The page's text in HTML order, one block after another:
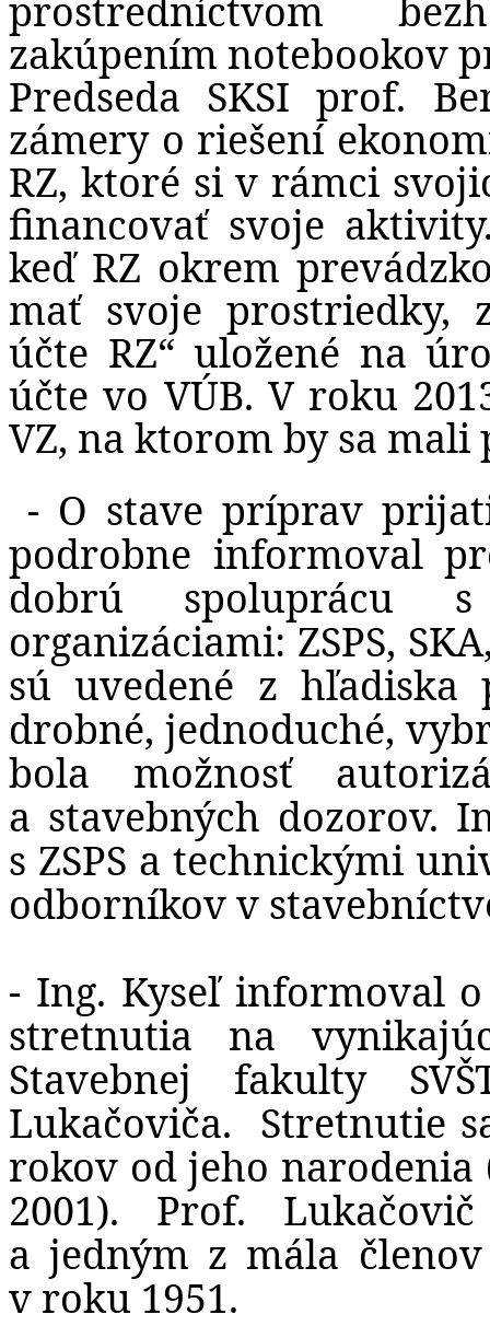
prostredníctvom
zakúpením notebookov
Predseda SKSI prof.
zámery o riešení
RZ, ktoré si v rámci
financovať svoje
keď RZ okrem
mať svoje prostriedky,
účte RZ“ uložené na
účte vo VÚB. V roku
VZ, na ktorom by sa
- O stave príprav
podrobne informoval
dobrú spoluprácu s
organizáciami: ZSPS,
sú uvedené z hľadiska
drobné, jednoduché,
bola možnosť
a stavebných dozorov.
s ZSPS a technickými
odborníkov v
- Ing. Kyseľ informoval
stretnutia na
Stavebnej fakulty
Lukačoviča.
Stretnutie
rokov od jeho narodenia
2001). Prof.
a jedným z mála
v roku 1951.